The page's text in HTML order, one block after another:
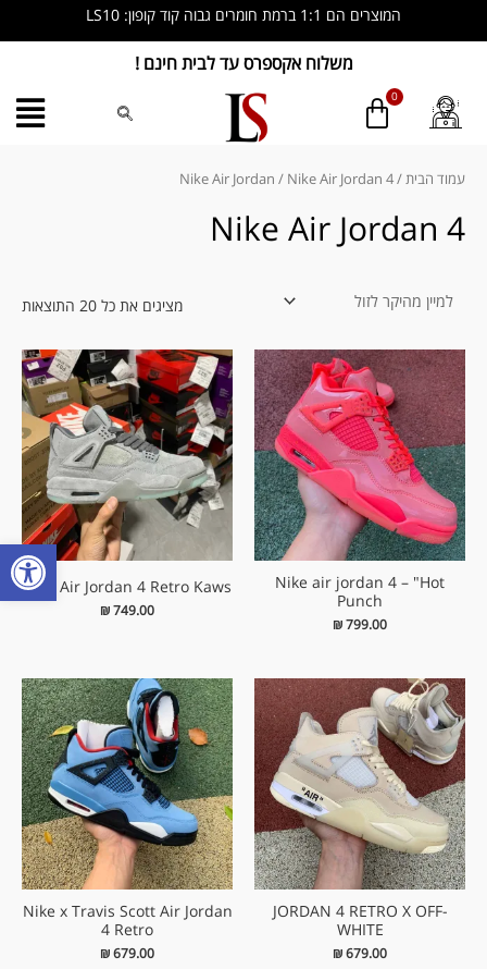
לתוכן
המוצרים הם 1:1 ברמת חומרים גבוה קוד קופון: LS10
משלוח אקספרס עד לבית חינם !
עמוד הבית/
Nike Air Jordan / Nike Air Jordan 4
Nike Air Jordan 4
מציגים את כל ⁦20⁩ התוצאות
Nike air jordan 4 – "Hot
Punch
₪799.00
Nike Air Jordan 4 Retro Kaws
₪749.00
JORDAN 4 RETRO X OFF-
WHITE
₪679.00
Nike x Travis Scott Air Jordan
4 Retro
₪679.00